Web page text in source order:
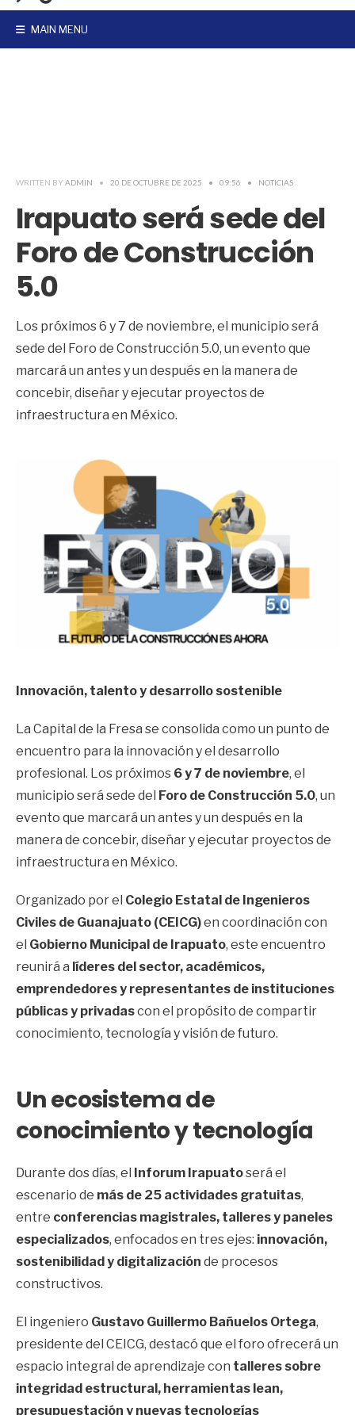
MAIN MENU
WRITTEN BY ADMIN • 20 DE OCTUBRE DE 2025 • 09:56 • NOTICIAS
Irapuato será sede del
Foro de Construcción
5.0
Los próximos 6 y 7 de noviembre, el municipio será
sede del Foro de Construcción 5.0, un evento que
marcará un antes y un después en la manera de
concebir, diseñar y ejecutar proyectos de
infraestructura en México.
Innovación, talento y desarrollo sostenible
La Capital de la Fresa se consolida como un punto de
encuentro para la innovación y el desarrollo
profesional. Los próximos 6 y 7 de noviembre, el
municipio será sede del Foro de Construcción 5.0, un
evento que marcará un antes y un después en la
manera de concebir, diseñar y ejecutar proyectos de
infraestructura en México.
Organizado por el Colegio Estatal de Ingenieros
Civiles de Guanajuato (CEICG)en coordinación con
el Gobierno Municipal de Irapuato, este encuentro
reunirá a líderes del sector, académicos,
emprendedores y representantes de instituciones
públicas y privadascon el propósito de compartir
conocimiento, tecnología y visión de futuro.
Un ecosistema de
conocimiento y tecnología
Durante dos días, el Inforum Irapuatoserá el
escenario de más de 25 actividades gratuitas,
entre conferencias magistrales, talleres y paneles
especializados, enfocados en tres ejes: innovación,
sostenibilidad y digitalización de procesos
constructivos.
El ingeniero Gustavo Guillermo Bañuelos Ortega,
presidente del CEICG, destacó que el foro ofrecerá un
espacio integral de aprendizaje con talleres sobre
integridad estructural, herramientas lean,
presupuestación y nuevas tecnologías